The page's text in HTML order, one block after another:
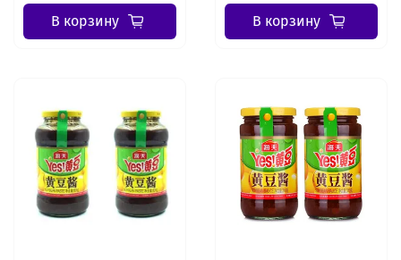
В корзину В корзину